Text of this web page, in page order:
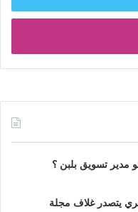
مدير تسويق بلبن ؟
يتصدر غلاف مجلة